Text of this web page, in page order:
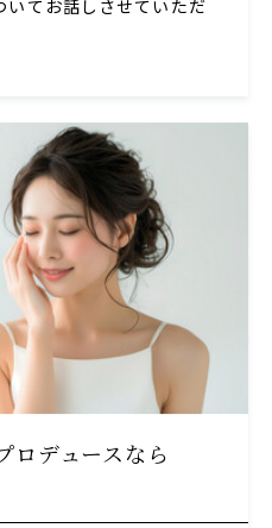
てお話しさせていただ
ロデュースなら